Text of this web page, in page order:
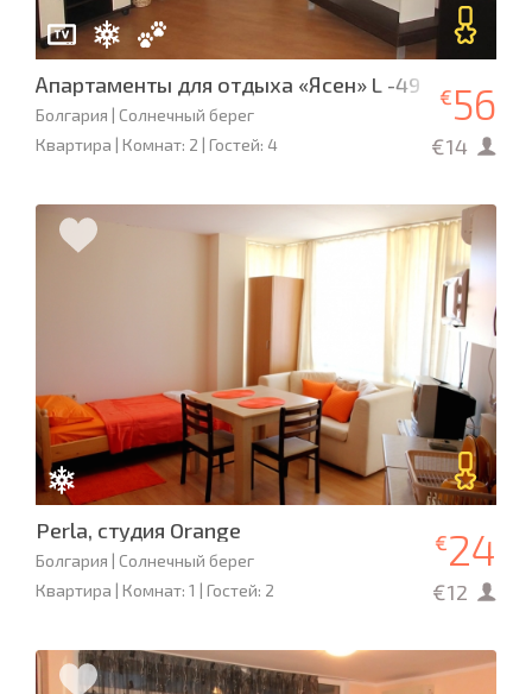
Апартаменты для отдыха «Ясен» L -49
Болгария | Солнечный берег
Квартира | Комнат: 2 | Гостей: 4
€56
€14
Perla, студия Orange
Болгария | Солнечный берег
Квартира | Комнат: 1 | Гостей: 2
€24
€12